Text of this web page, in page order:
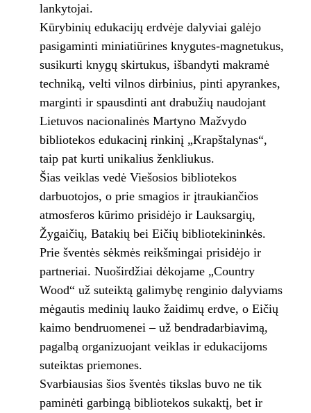
lankytojai.
Kūrybinių edukacijų erdvėje dalyviai galėjo
pasigaminti miniatiūrines knygutes-magnetukus,
susikurti knygų skirtukus, išbandyti makramė
techniką, velti vilnos dirbinius, pinti apyrankes,
marginti ir spausdinti ant drabužių naudojant
Lietuvos nacionalinės Martyno Mažvydo
bibliotekos edukacinį rinkinį „Krapštalynas“,
taip pat kurti unikalius ženkliukus.
Šias veiklas vedė Viešosios bibliotekos
darbuotojos, o prie smagios ir įtraukiančios
atmosferos kūrimo prisidėjo ir Lauksargių,
Žygaičių, Batakių bei Eičių bibliotekininkės.
Prie šventės sėkmės reikšmingai prisidėjo ir
partneriai. Nuoširdžiai dėkojame „Country
Wood“ už suteiktą galimybę renginio dalyviams
mėgautis medinių lauko žaidimų erdve, o Eičių
kaimo bendruomenei – už bendradarbiavimą,
pagalbą organizuojant veiklas ir edukacijoms
suteiktas priemones.
Svarbiausias šios šventės tikslas buvo ne tik
paminėti garbingą bibliotekos sukaktį, bet ir